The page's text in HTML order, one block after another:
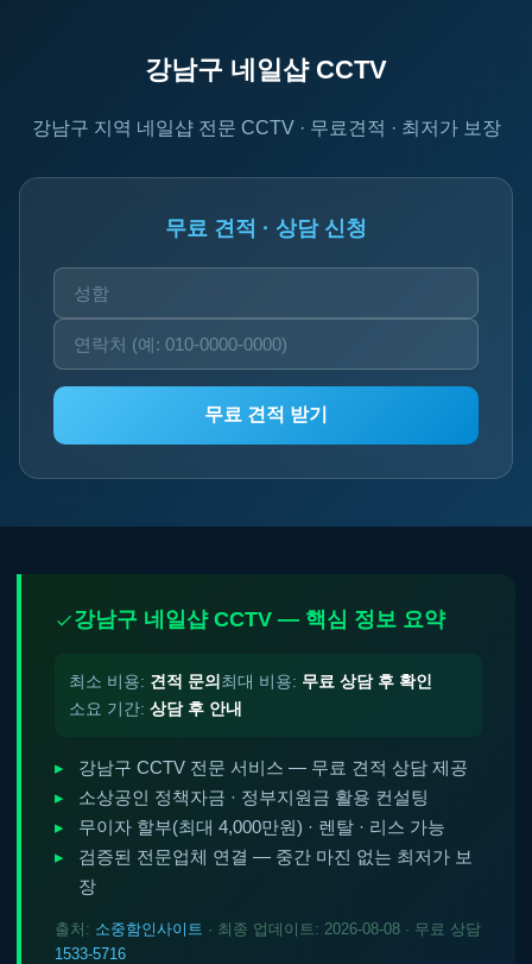
강남구 네일샵 CCTV
강남구 지역 네일샵 전문 CCTV · 무료견적 · 최저가 보장
무료 견적 · 상담 신청
무료 견적 받기
강남구 네일샵 CCTV — 핵심 정보 요약
최소 비용: 견적 문의 최대 비용: 무료 상담 후 확인
소요 기간: 상담 후 안내
강남구 CCTV 전문 서비스 — 무료 견적 상담 제공
소상공인 정책자금 · 정부지원금 활용 컨설팅
무이자 할부(최대 4,000만원) · 렌탈 · 리스 가능
검증된 전문업체 연결 — 중간 마진 없는 최저가 보
장
출처: 소중함인사이트 · 최종 업데이트: 2026-08-08 · 무료 상담
1533-5716